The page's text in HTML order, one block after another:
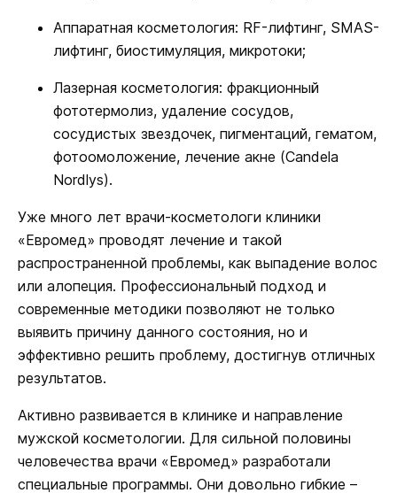
Аппаратная косметология: RF-лифтинг, SMAS-
лифтинг, биостимуляция, микротоки;
Лазерная косметология: фракционный
фототермолиз, удаление сосудов,
сосудистых звездочек, пигментаций, гематом,
фотоомоложение, лечение акне (Сandela
Nordlys).
Уже много лет врачи-косметологи клиники
«Евромед» проводят лечение и такой
распространенной проблемы, как выпадение волос
или алопеция. Профессиональный подход и
современные методики позволяют не только
выявить причину данного состояния, но и
эффективно решить проблему, достигнув отличных
результатов.
Активно развивается в клинике и направление
мужской косметологии. Для сильной половины
человечества врачи «Евромед» разработали
специальные программы. Они довольно гибкие –